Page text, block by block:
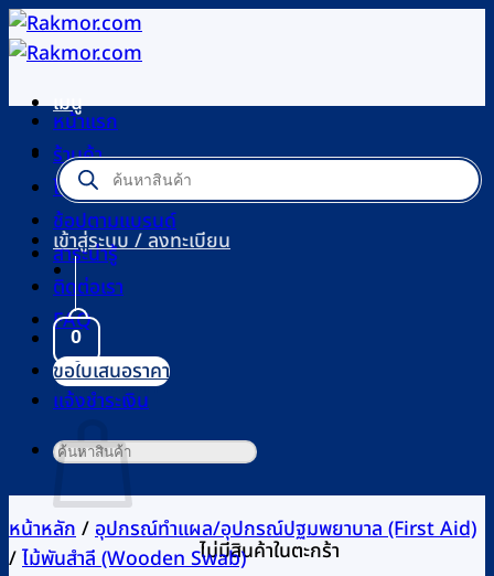
ข้าม
ไป
เนื้อหาเมนู
Products
search
เข้าสู่ระบบ / ลงทะเบียน
0
ตะกร้าสินค้า
ไม่มีสินค้าในตะกร้า
หน้าแรก
ร้านค้า
โปรโมชัน
ช้อปตามแบรนด์
สาระน่ารู้
ติดต่อเรา
FAQ
ขอใบเสนอราคา
แจ้งชำระเงิน
ค้นหา:
หน้าหลัก/อุปกรณ์ทำแผล/อุปกรณ์ปฐมพยาบาล (First Aid)
/ไม้พันสำลี (Wooden Swab)